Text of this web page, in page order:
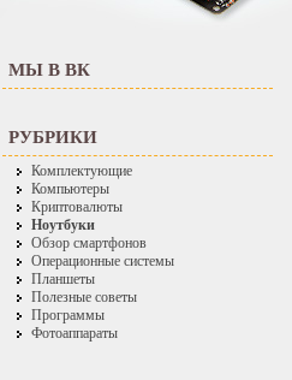
МЫ В ВК
РУБРИКИ
Комплектующие
Компьютеры
Криптовалюты
Ноутбуки
Обзор смартфонов
Операционные системы
Планшеты
Полезные советы
Программы
Фотоаппараты